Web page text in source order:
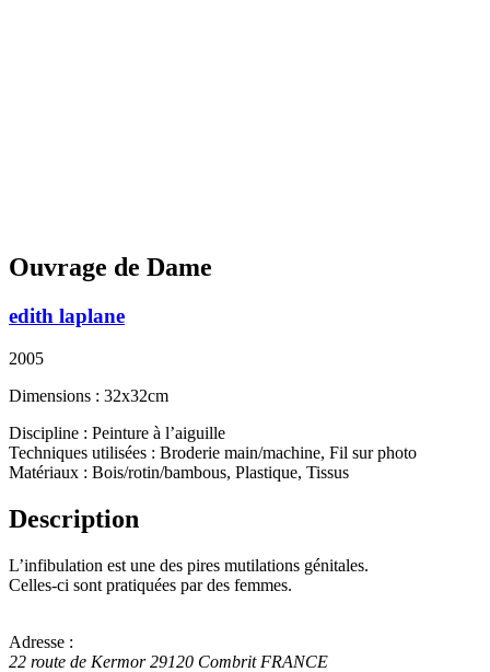
Ouvrage de Dame
edith laplane
2005
Dimensions : 32x32cm
Discipline : Peinture à l’aiguille
Techniques utilisées : Broderie main/machine, Fil sur photo
Matériaux : Bois/rotin/bambous, Plastique, Tissus
Description
L’infibulation est une des pires mutilations génitales.
Celles-ci sont pratiquées par des femmes.
Adresse :
22 route de Kermor 29120 Combrit FRANCE